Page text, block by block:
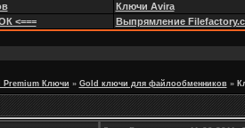
Ключи Avira
<===
Выпрямление
Premium Ключи » Gold ключи для файлообменников »